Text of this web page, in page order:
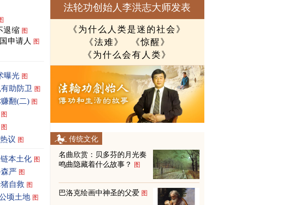
退缩 图
申请人 图
曝光 图
助防卫 图
翻(二) 图
图
图
议 图
本土化 图
严 图
自救 图
顷土地 图
法轮功创始人李洪志大师发表
《为什么人类是迷的社会》
《法难》
《惊醒》
《为什么会有人类》
传统文化
名曲欣赏：贝多芬的月光奏
鸣曲隐藏着什么故事？
图
巴洛克绘画中神圣的父爱 图